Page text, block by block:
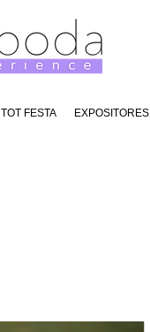
TOT FESTA EXPOSITORES